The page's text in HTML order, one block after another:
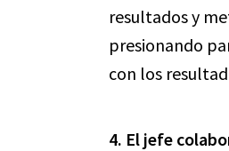
resultados y
presionando
con los
4. El jefe